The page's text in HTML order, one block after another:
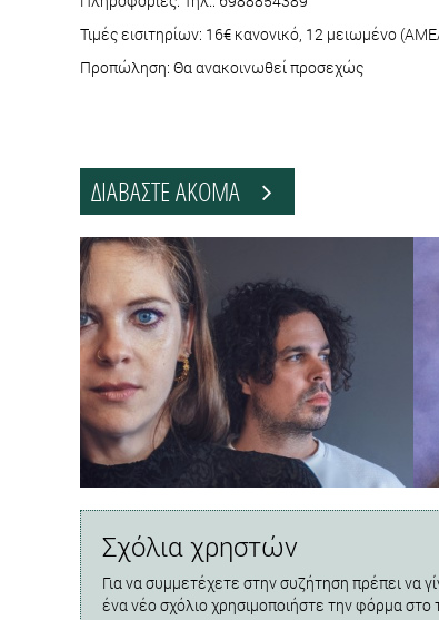
Τιμές εισιτηρίων: 16€ κανονικό, 12 μειωμένο
Προπώληση: Θα ανακοινωθεί προσεχώς
ΔΙΑΒΑΣΤΕ ΑΚΟΜΑ
Σχόλια χρηστών
Για να συμμετέχετε στην συζήτηση πρέπει να
ένα νέο σχόλιο χρησιμοποιήστε την φόρμα στο